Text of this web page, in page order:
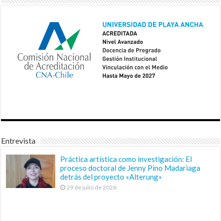
Entrevista
Práctica artística como investigación: El
proceso doctoral de Jenny Pino Madariaga
detrás del proyecto «Alterung»
29 de julio de 2026